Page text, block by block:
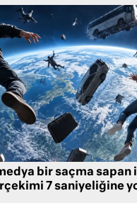
bir saçma sapan
7 saniyeliğine